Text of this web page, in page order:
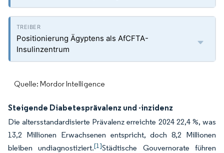
Positionierung Ägyptens als AfCFTA-
Insulinzentrum
Quelle: Mordor Intelligence
Steigende Diabetesprävalenz und -inzidenz
Die altersstandardisierte Prävalenz erreichte 2024 22,4 %, was
13,2 Millionen Erwachsenen entspricht, doch 8,2 Millionen
bleiben undiagnostiziert.[1]Städtische Gouvernorate führen